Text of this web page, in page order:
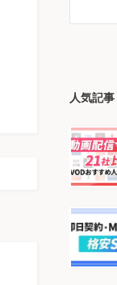
人気記事